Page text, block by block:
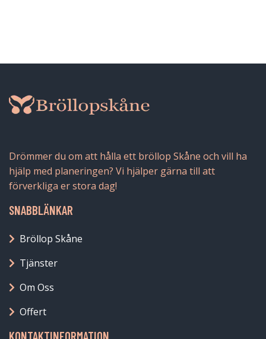
Drömmer du om att hålla ett bröllop Skåne och vill ha
hjälp med planeringen? Vi hjälper gärna till att
förverkliga er stora dag!
SNABBLÄNKAR
Bröllop Skåne
Tjänster
Om Oss
Offert
KONTAKTINFORMATION